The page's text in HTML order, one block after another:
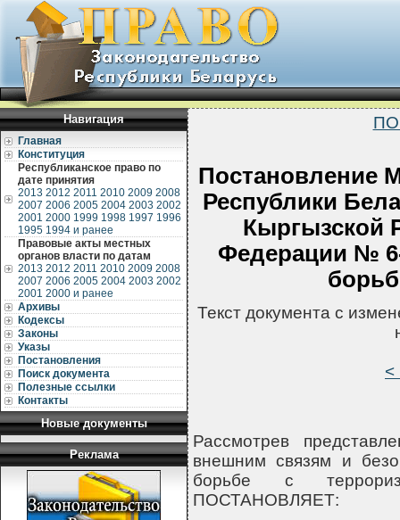
Навигация
Главная
Конституция
Республиканское право по
дате принятия
2013 2012 2011 2010 2009 2008
2007 2006 2005 2004 2003 2002
2001 2000 1999 1998 1997 1996
1995 1994 и ранее
Правовые акты местных
органов власти по датам
2013 2012 2011 2010 2009 2008
2007 2006 2005 2004 2003 2002
2001 2000 и ранее
Архивы
Кодексы
Законы
Указы
Постановления
Поиск документа
Полезные ссылки
Контакты
Новые документы
Реклама
Постановление
Республики
Кыргызской
Федерации №
Текст документа с
<
Рассмотрев
внешним связям и
борьбе с
ПОСТАНОВЛЯЕТ: